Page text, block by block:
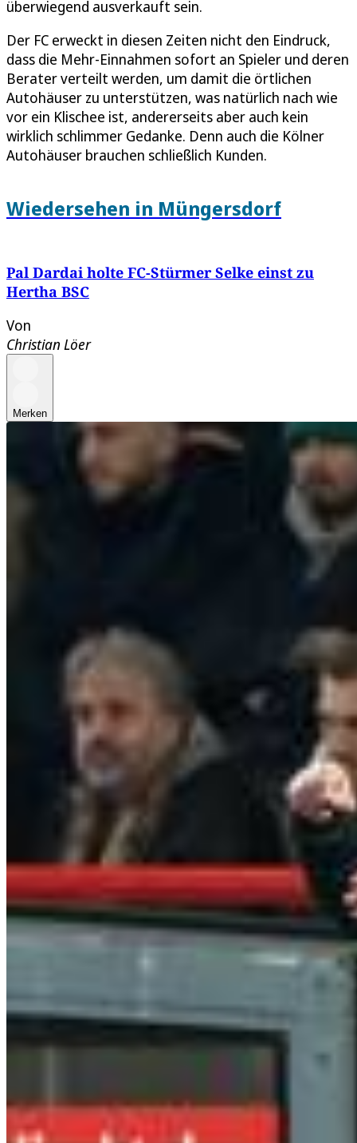
überwiegend ausverkauft sein.
Der FC erweckt in diesen Zeiten nicht den Eindruck,
dass die Mehr-Einnahmen sofort an Spieler und deren
Berater verteilt werden, um damit die örtlichen
Autohäuser zu unterstützen, was natürlich nach wie
vor ein Klischee ist, andererseits aber auch kein
wirklich schlimmer Gedanke. Denn auch die Kölner
Autohäuser brauchen schließlich Kunden.
Wiedersehen in Müngersdorf
Pal Dardai holte FC-Stürmer Selke einst zu
Hertha BSC
Von
Christian Löer
Merken